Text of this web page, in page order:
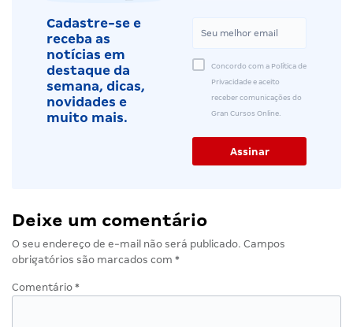
Cadastre-se e
receba as
notícias em
destaque da
semana, dicas,
novidades e
muito mais.
Concordo com a Política de
Privacidade e aceito
receber comunicações do
Gran Cursos Online.
Deixe um comentário
O seu endereço de e-mail não será publicado. Campos
obrigatórios são marcados com *
Comentário *